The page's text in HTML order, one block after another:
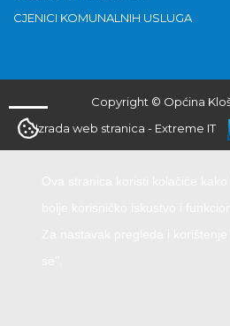
CJENICI KOMUNALNIH USLUGA
Copyright © Općina
Izrada web stranica - Extreme IT